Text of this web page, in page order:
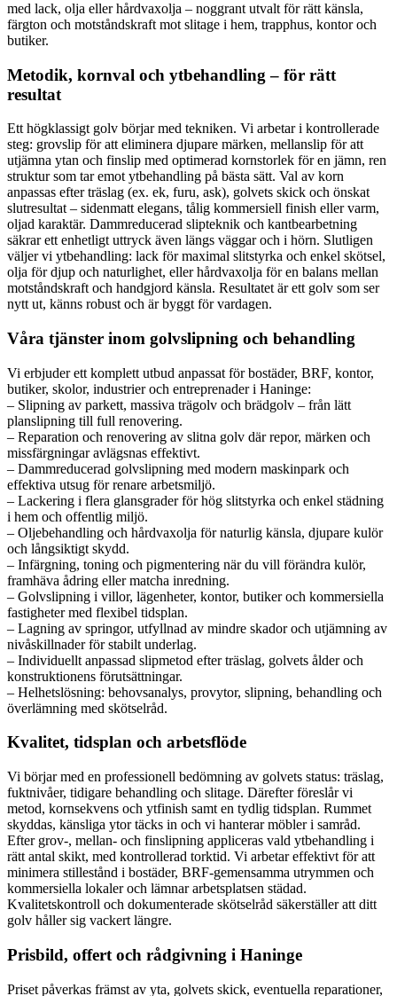
med lack, olja eller hårdvaxolja – noggrant utvalt för rätt känsla,
färgton och motståndskraft mot slitage i hem, trapphus, kontor och
butiker.
Metodik, kornval och ytbehandling – för rätt
resultat
Ett högklassigt golv börjar med tekniken. Vi arbetar i kontrollerade
steg: grovslip för att eliminera djupare märken, mellanslip för att
utjämna ytan och finslip med optimerad kornstorlek för en jämn, ren
struktur som tar emot ytbehandling på bästa sätt. Val av korn
anpassas efter träslag (ex. ek, furu, ask), golvets skick och önskat
slutresultat – sidenmatt elegans, tålig kommersiell finish eller varm,
oljad karaktär. Dammreducerad slipteknik och kantbearbetning
säkrar ett enhetligt uttryck även längs väggar och i hörn. Slutligen
väljer vi ytbehandling: lack för maximal slitstyrka och enkel skötsel,
olja för djup och naturlighet, eller hårdvaxolja för en balans mellan
motståndskraft och handgjord känsla. Resultatet är ett golv som ser
nytt ut, känns robust och är byggt för vardagen.
Våra tjänster inom golvslipning och behandling
Vi erbjuder ett komplett utbud anpassat för bostäder, BRF, kontor,
butiker, skolor, industrier och entreprenader i Haninge:
– Slipning av parkett, massiva trägolv och brädgolv – från lätt
planslipning till full renovering.
– Reparation och renovering av slitna golv där repor, märken och
missfärgningar avlägsnas effektivt.
– Dammreducerad golvslipning med modern maskinpark och
effektiva utsug för renare arbetsmiljö.
– Lackering i flera glansgrader för hög slitstyrka och enkel städning
i hem och offentlig miljö.
– Oljebehandling och hårdvaxolja för naturlig känsla, djupare kulör
och långsiktigt skydd.
– Infärgning, toning och pigmentering när du vill förändra kulör,
framhäva ådring eller matcha inredning.
– Golvslipning i villor, lägenheter, kontor, butiker och kommersiella
fastigheter med flexibel tidsplan.
– Lagning av springor, utfyllnad av mindre skador och utjämning av
nivåskillnader för stabilt underlag.
– Individuellt anpassad slipmetod efter träslag, golvets ålder och
konstruktionens förutsättningar.
– Helhetslösning: behovsanalys, provytor, slipning, behandling och
överlämning med skötselråd.
Kvalitet, tidsplan och arbetsflöde
Vi börjar med en professionell bedömning av golvets status: träslag,
fuktnivåer, tidigare behandling och slitage. Därefter föreslår vi
metod, kornsekvens och ytfinish samt en tydlig tidsplan. Rummet
skyddas, känsliga ytor täcks in och vi hanterar möbler i samråd.
Efter grov-, mellan- och finslipning appliceras vald ytbehandling i
rätt antal skikt, med kontrollerad torktid. Vi arbetar effektivt för att
minimera stillestånd i bostäder, BRF-gemensamma utrymmen och
kommersiella lokaler och lämnar arbetsplatsen städad.
Kvalitetskontroll och dokumenterade skötselråd säkerställer att ditt
golv håller sig vackert längre.
Prisbild, offert och rådgivning i Haninge
Priset påverkas främst av yta, golvets skick, eventuella reparationer,